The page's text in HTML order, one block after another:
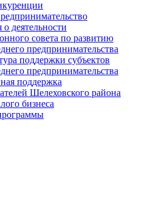
деятельности
совета по развитию
предпринимательства
поддержки субъектов
предпринимательства
поддержка
Шелеховского района
бизнеса